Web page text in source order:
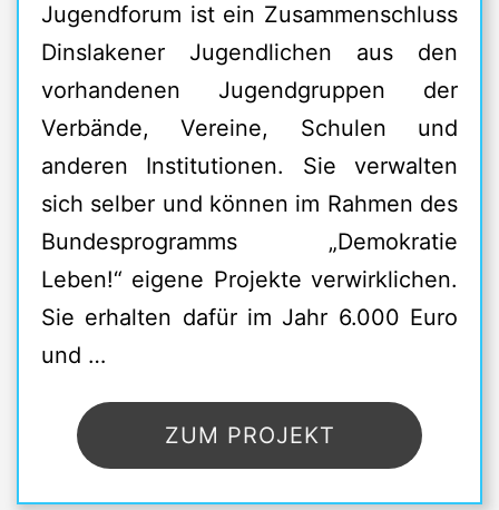
Jugendforum ist ein Zusammenschluss
Dinslakener Jugendlichen aus den
vorhandenen Jugendgruppen der
Verbände, Vereine, Schulen und
anderen Institutionen. Sie verwalten
sich selber und können im Rahmen des
Bundesprogramms „Demokratie
Leben!“ eigene Projekte verwirklichen.
Sie erhalten dafür im Jahr 6.000 Euro
und …
ZUM PROJEKT